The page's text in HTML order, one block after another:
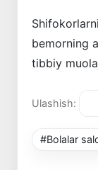
bemorning
tibbiy
Ulashish:
#Bolalar